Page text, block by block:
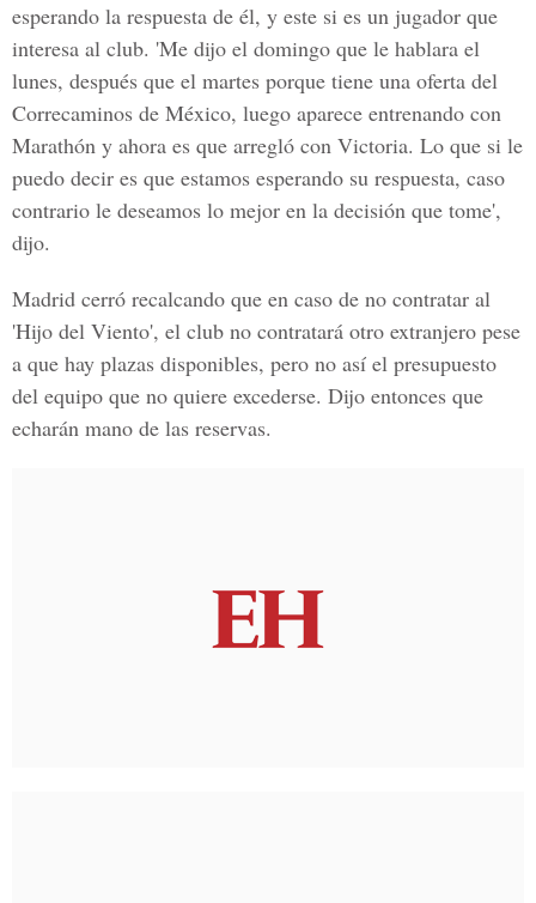
esperando la respuesta de él, y este si es un jugador que
interesa al club. 'Me dijo el domingo que le hablara el
lunes, después que el martes porque tiene una oferta del
Correcaminos de México, luego aparece entrenando con
Marathón y ahora es que arregló con Victoria. Lo que si le
puedo decir es que estamos esperando su respuesta, caso
contrario le deseamos lo mejor en la decisión que tome',
dijo.
Madrid cerró recalcando que en caso de no contratar al
'Hijo del Viento', el club no contratará otro extranjero pese
a que hay plazas disponibles, pero no así el presupuesto
del equipo que no quiere excederse. Dijo entonces que
echarán mano de las reservas.